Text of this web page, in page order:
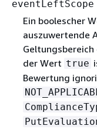
eventLeftScope
Ein boolescher
auszuwertende
der Wert true
Bewertung